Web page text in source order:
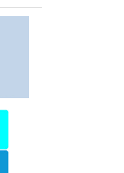
thẻ
ký